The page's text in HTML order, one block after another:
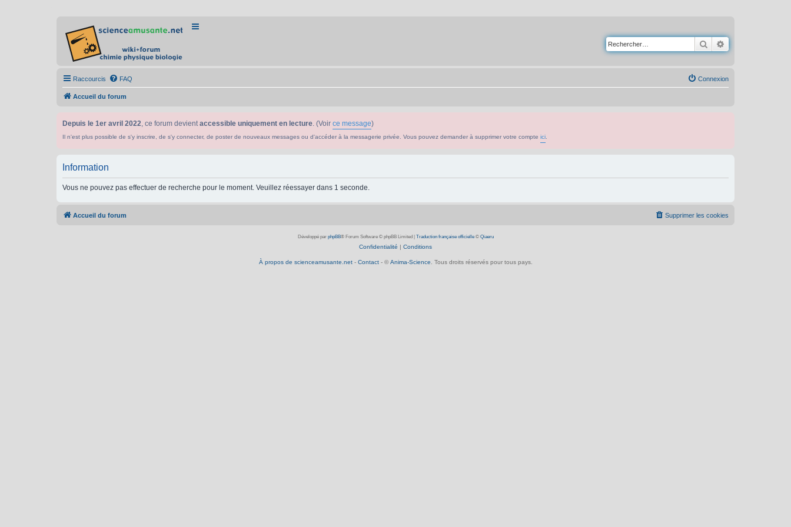
Rechercher
Raccourcis FAQ Connexion
Accueil du forum
Depuis le 1er avril 2022, ce forum devientaccessible uniquement en lecture. (Voir ce message)
Il n'est plus possible de s'y inscrire, de s'y connecter, de poster de nouveaux messages ou d'accéder à la messagerie privée. Vous pouvez demander à supprimer votre compte ici
Information
Vous ne pouvez pas effectuer de recherche pour le moment. Veuillez réessayer dans 1 seconde.
Accueil du forum Supprimer les cookies
Développé par phpBB® Forum Software © phpBB Limited Traduction française officielle© Qiaeru
Confidentialité | Conditions
À propos de scienceamusante.net- Contact- © Anima-Science . Tous droits réservés pour tous pays.